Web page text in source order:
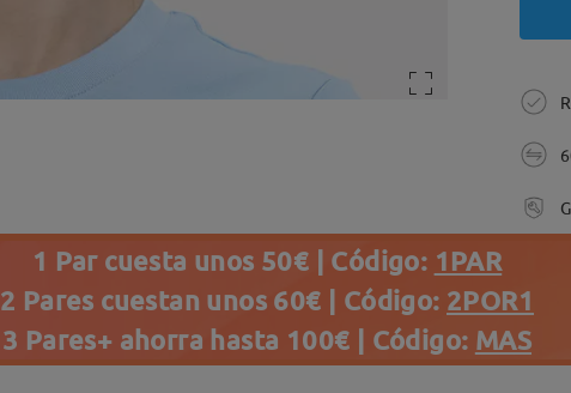
1 Par cuesta unos 50€ | Código: 1PAR
2 Pares cuestan unos 60€ | Código: 2POR1
3 Pares+ ahorra hasta 100€ | Código: MAS